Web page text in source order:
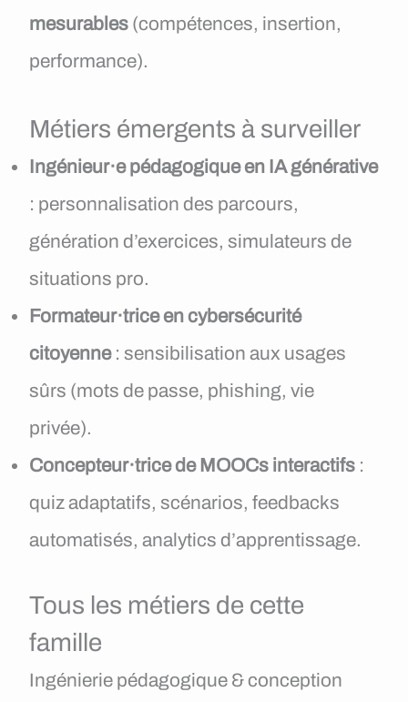
mesurables (compétences, insertion,
performance).
Métiers émergents à surveiller
Ingénieur·e pédagogique en IA générative
: personnalisation des parcours,
génération d’exercices, simulateurs de
situations pro.
Formateur·trice en cybersécurité
citoyenne: sensibilisation aux usages
sûrs (mots de passe, phishing, vie
privée).
Concepteur·trice de MOOCs interactifs :
quiz adaptatifs, scénarios, feedbacks
automatisés, analytics d’apprentissage.
Tous les métiers de cette
famille
Ingénierie pédagogique & conception